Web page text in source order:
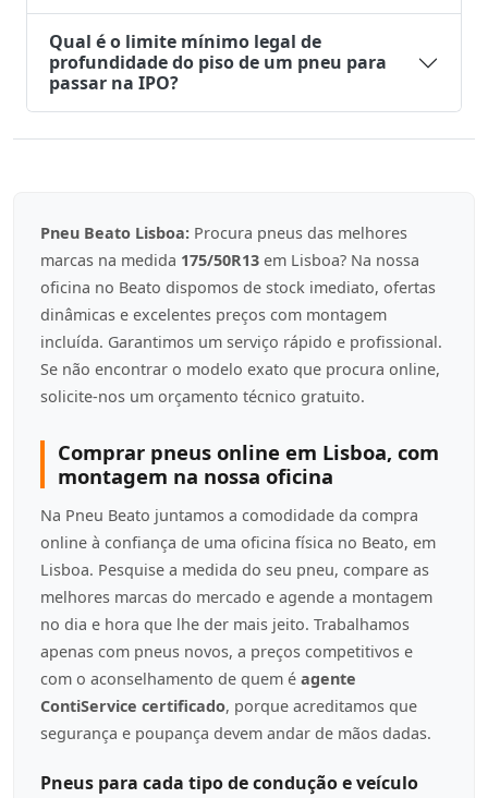
Qual é o limite mínimo legal de
profundidade do piso de um pneu para
passar na IPO?
Pneu Beato Lisboa: Procura pneus das melhores
marcas na medida 175/50R13 em Lisboa? Na nossa
oficina no Beato dispomos de stock imediato, ofertas
dinâmicas e excelentes preços com montagem
incluída. Garantimos um serviço rápido e profissional.
Se não encontrar o modelo exato que procura online,
solicite-nos um orçamento técnico gratuito.
Comprar pneus online em Lisboa, com
montagem na nossa oficina
Na Pneu Beato juntamos a comodidade da compra
online à confiança de uma oficina física no Beato, em
Lisboa. Pesquise a medida do seu pneu, compare as
melhores marcas do mercado e agende a montagem
no dia e hora que lhe der mais jeito. Trabalhamos
apenas com pneus novos, a preços competitivos e
com o aconselhamento de quem é agente
ContiService certificado, porque acreditamos que
segurança e poupança devem andar de mãos dadas.
Pneus para cada tipo de condução e veículo